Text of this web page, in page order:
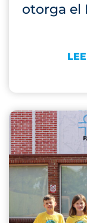
otorga el